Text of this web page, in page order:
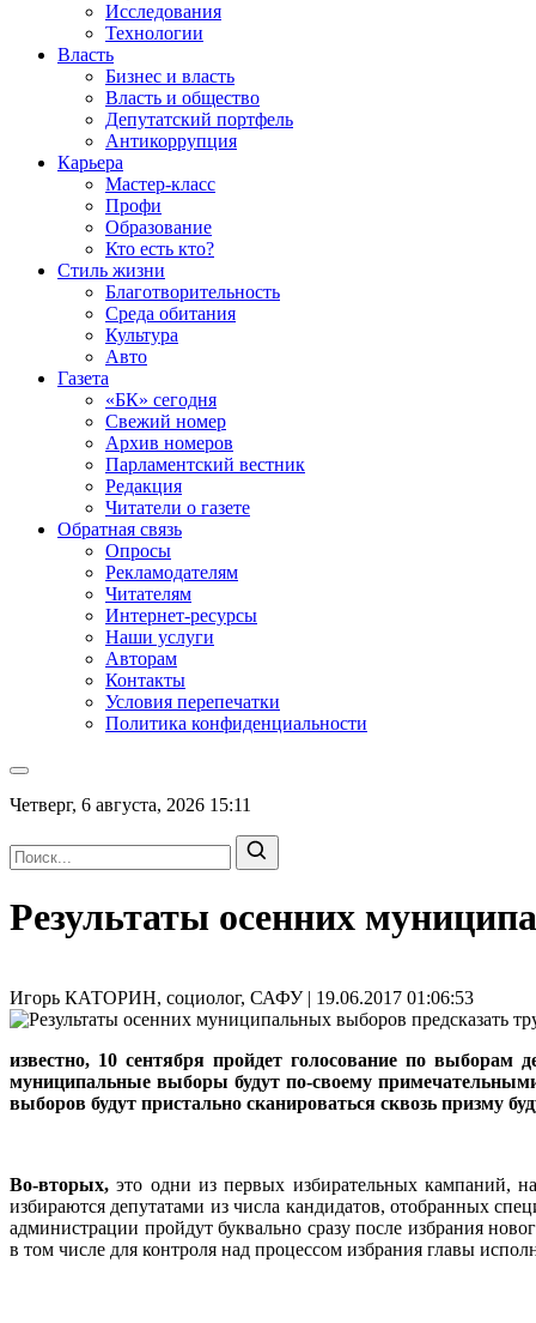
Исследования
Технологии
Власть
Бизнес и власть
Власть и общество
Депутатский портфель
Антикоррупция
Карьера
Мастер-класс
Профи
Образование
Кто есть кто?
Стиль жизни
Благотворительность
Среда обитания
Культура
Авто
Газета
«БК» сегодня
Свежий номер
Архив номеров
Парламентский вестник
Редакция
Читатели о газете
Обратная связь
Опросы
Рекламодателям
Читателям
Интернет-ресурсы
Наши услуги
Авторам
Контакты
Условия перепечатки
Политика конфиденциальности
Четверг, 6 августа, 2026 15:11
Результаты осенних
Игорь КАТОРИН, социолог, САФУ | 19.06.2017 01:06:53
известно, 10 сентября пройдет голосование по выборам
муниципальные выборы будут по-своему
выборов будут пристально сканироваться сквозь призму
Во-вторых,это одни из первых избирательных кампаний,
избираются депутатами из числа кандидатов, отобранных
администрации пройдут буквально сразу после избрания
в том числе для контроля над процессом избрания главы